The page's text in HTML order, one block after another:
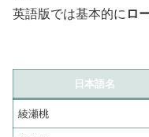
英語版では基本的に ロ
日本語名
綾瀬桃